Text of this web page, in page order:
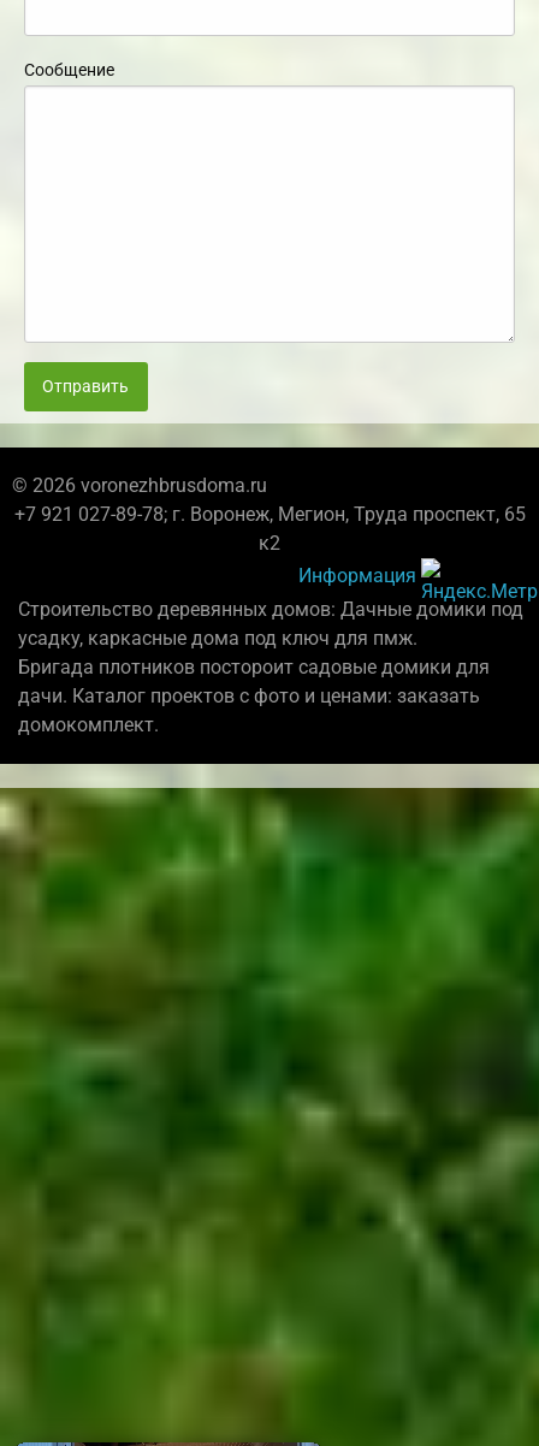
Сообщение
Отправить
© 2026 voronezhbrusdoma.ru
+7 921 027-89-78; г. Воронеж, Мегион, Труда проспект, 65
к2
Информация
Строительство деревянных домов: Дачные домики под
усадку, каркасные дома под ключ для пмж.
Бригада плотников постороит садовые домики для
дачи. Каталог проектов с фото и ценами: заказать
домокомплект.